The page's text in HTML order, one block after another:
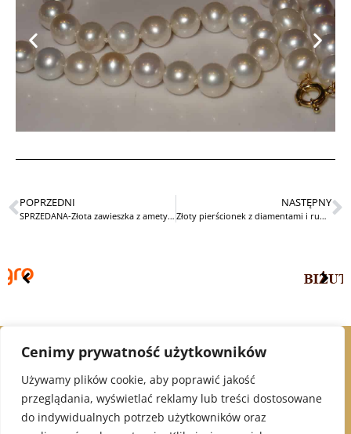
Cenimy prywatność użytkowników
Używamy plików cookie, aby poprawić jakość
przeglądania, wyświetlać reklamy lub treści dostosowane
do indywidualnych potrzeb użytkowników oraz
POPRZEDNI
SPRZEDANA-Złota zawieszka z ametystem i diamentami
NASTĘPNY
Złoty pierścionek z diamentami i rubinem STARY
© 2021 Alex Jubiler
INFORMACJE: